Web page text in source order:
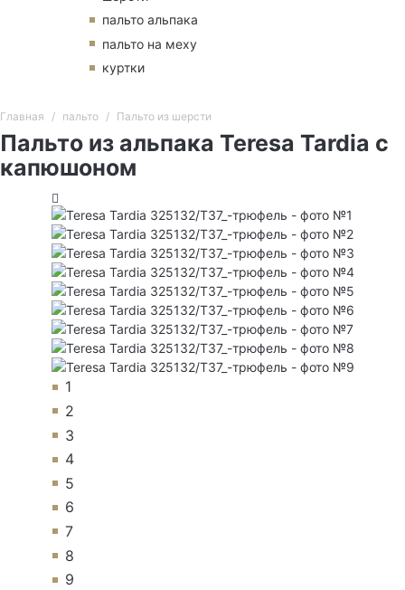
пальто альпака
пальто на меху
куртки
Главная пальто Пальто из шерсти
Пальто из альпака Teresa Tardia с
капюшоном
1
2
3
4
5
6
7
8
9